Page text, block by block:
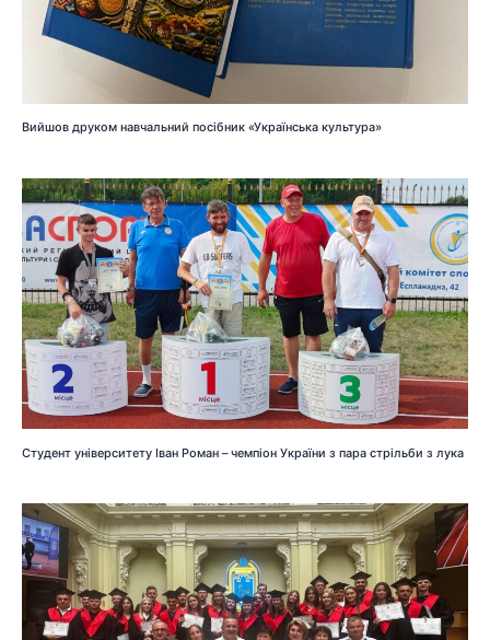
Вийшов друком навчальний посібник «Українська культура»
Студент університету Іван Роман – чемпіон України з пара стрільби з лука